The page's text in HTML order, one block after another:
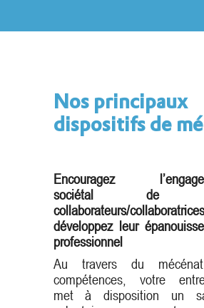
Nos principaux
dispositifs de
Encouragez
sociétal de
collaborateurs/
développez leur
professionnel
Au travers du
compétences, votre
met à disposition un